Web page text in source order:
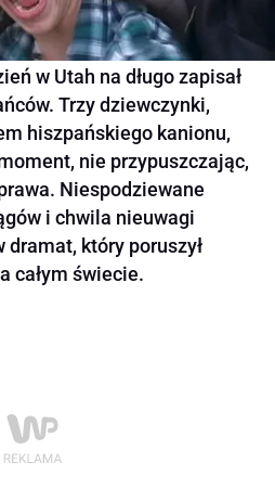
w Utah na długo zapisał
Trzy dziewczynki,
hiszpańskiego kanionu,
nie przypuszczając,
Niespodziewane
i chwila nieuwagi
dramat, który poruszył
całym świecie.